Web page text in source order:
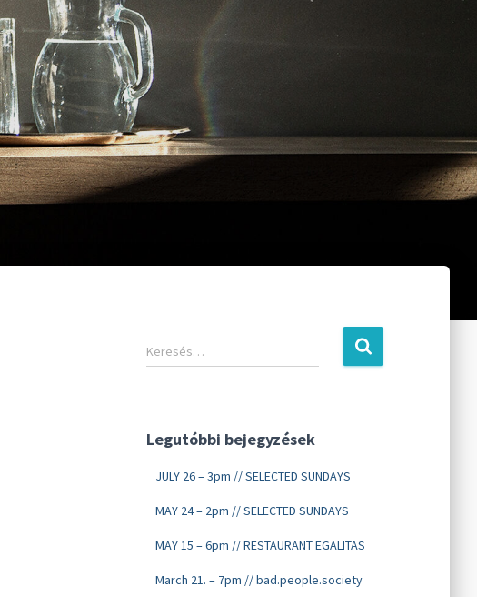
Keresés…
Legutóbbi bejegyzések
JULY 26 – 3pm // SELECTED SUNDAYS
MAY 24 – 2pm // SELECTED SUNDAYS
MAY 15 – 6pm // RESTAURANT EGALITAS
March 21. – 7pm // bad.people.society